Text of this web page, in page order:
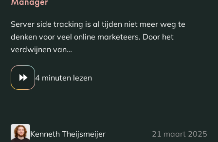
Server side tracking is al tijden niet meer weg te
denken voor veel online marketeers. Door het
verdwijnen van…
4 minuten lezen
Kenneth Theijsmeijer 21 maart 2025